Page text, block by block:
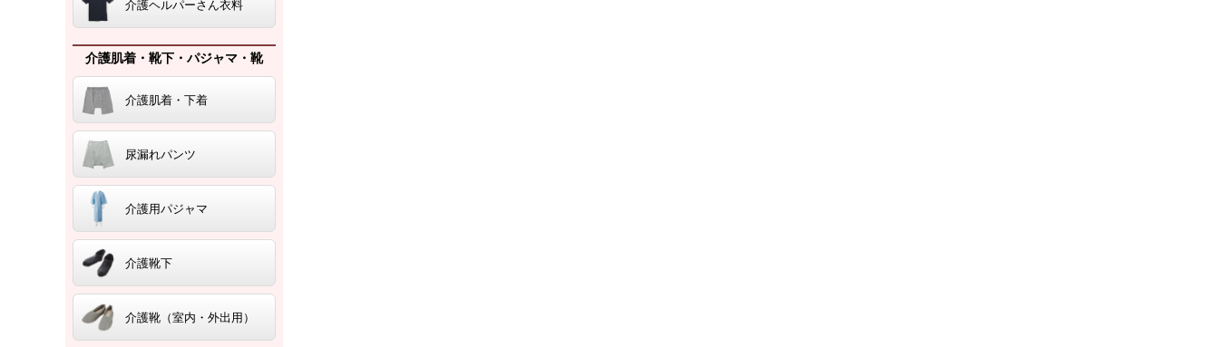
介護ヘルパーさん衣料
介護肌着・靴下・パジャマ・靴
介護肌着・下着
尿漏れパンツ
介護用パジャマ
介護靴下
介護靴（室内・外出用）